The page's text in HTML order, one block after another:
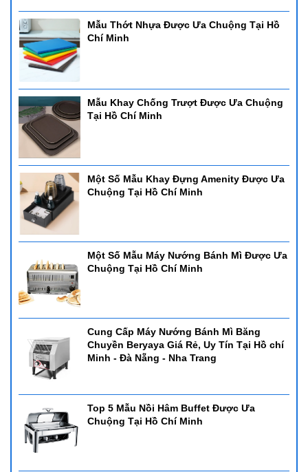
Mẫu Thớt Nhựa Được Ưa Chuộng Tại Hồ
Chí Minh
Mẫu Khay Chống Trượt Được Ưa Chuộng
Tại Hồ Chí Minh
Một Số Mẫu Khay Đựng Amenity Được Ưa
Chuộng Tại Hồ Chí Minh
Một Số Mẫu Máy Nướng Bánh Mì Được Ưa
Chuộng Tại Hồ Chí Minh
Cung Cấp Máy Nướng Bánh Mì Băng
Chuyền Beryaya Giá Rẻ, Uy Tín Tại Hồ chí
Minh - Đà Nẵng - Nha Trang
Top 5 Mẫu Nồi Hâm Buffet Được Ưa
Chuộng Tại Hồ Chí Minh